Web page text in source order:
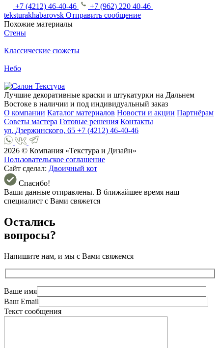
+7 (4212) 46-40-46
+7 (962) 220 40-46
teksturakhabarovsk Отправить сообщение
Похожие материалы
Стены
Классические сюжеты
Небо
Лучшие декоративные краски и штукатурки на Дальнем
Востоке в наличии и под индивидуальный заказ
О компании Каталог материалов Новости и акции Партнёрам
Советы мастера Готовые решения Контакты
ул. Дзержинского, 65 +7 (4212) 46-40-46
2026 © Компания «Текстура и Дизайн»
Пользовательское соглашение
Сайт сделал: Двоичный кот
Спасибо!
Ваши данные отправлены. В ближайшее время наш
специалист с Вами свяжется
Остались
вопросы?
Напишите нам, и мы с Вами свяжемся
Ваше имя
Ваш Email
Текст сообщения